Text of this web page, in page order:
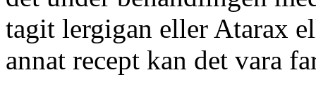
tagit lergigan eller Atarax
annat recept kan det vara